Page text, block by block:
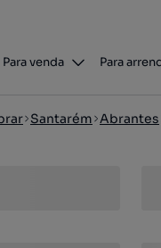
Para venda Para
Santarém Abrantes